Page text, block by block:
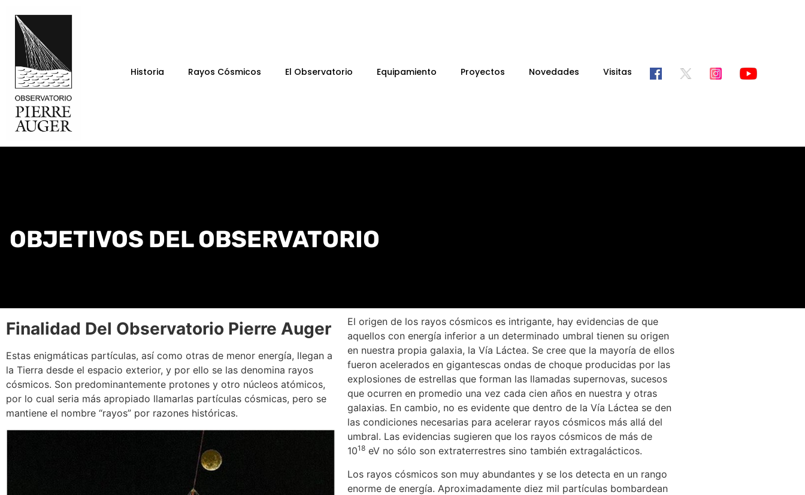
Historia Rayos Cósmicos El Observatorio Equipamiento Proyectos Novedades Visitas
OBJETIVOS DEL OBSERVATORIO
Finalidad Del Observatorio Pierre Auger
Estas enigmáticas partículas, así como otras de menor energía, llegan a
la Tierra desde el espacio exterior, y por ello se las denomina rayos
cósmicos. Son predominantemente protones y otro núcleos atómicos,
por lo cual seria más apropiado llamarlas partículas cósmicas, pero se
mantiene el nombre “rayos” por razones históricas.
El origen de los rayos cósmicos es intrigante, hay evidencias de que
aquellos con energía inferior a un determinado umbral tienen su origen
en nuestra propia galaxia, la Vía Láctea. Se cree que la mayoría de ellos
fueron acelerados en gigantescas ondas de choque producidas por las
explosiones de estrellas que forman las llamadas supernovas, sucesos
que ocurren en promedio una vez cada cien años en nuestra y otras
galaxias. En cambio, no es evidente que dentro de la Vía Láctea se den
las condiciones necesarias para acelerar rayos cósmicos más allá del
umbral. Las evidencias sugieren que los rayos cósmicos de más de
1018 eV no sólo son extraterrestres sino también extragalácticos.
Los rayos cósmicos son muy abundantes y se los detecta en un rango
enorme de energía. Aproximadamente diez mil partículas bombardean